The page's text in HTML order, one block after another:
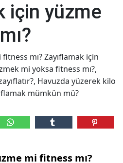
için yüzme
mı? Zayıflamak için
mi yoksa fitness mı?,
Havuzda yüzerek kilo
mümkün mü?
mi fitness mı?